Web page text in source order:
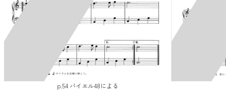
p.54 バイエル48による